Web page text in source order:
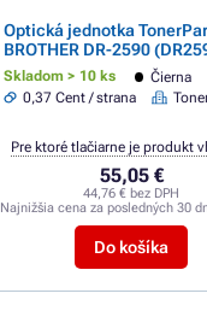
Optická jednotka
BROTHER DR-2590
Skladom > 10 ks Čierna
0,37 Cent / strana
55,05 €
44,76 € bez DPH
Najnižšia cena za posledných 30
Do košíka
Pre ktoré tlačiarne je produkt